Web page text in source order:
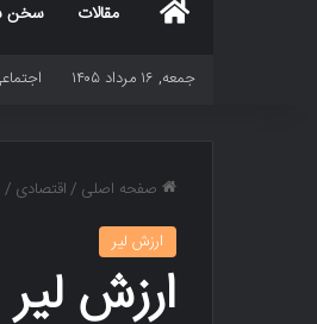
مقالات سخن
جمعه, ۱۶ مرداد ۱۴۰۵
صفحه اصلی /اقتصادی /
ارزش لیر
ارزش